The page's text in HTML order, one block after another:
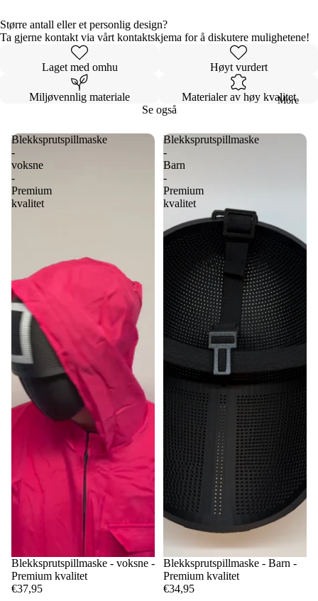
More
Større antall eller et personlig design?
Ta gjerne kontakt via vårt kontaktskjema for å diskutere mulighetene!
Laget med omhu Høyt vurdert
Miljøvennlig materiale
Materialer av høy kvalitet
Se også
Blekksprutspillmaske
-
voksne
-
Premium
kvalitet
Blekksprutspillmaske - voksne -
Premium kvalitet
€37,95
Blekksprutspillmaske
-
Barn
-
Premium
kvalitet
Blekksprutspillmaske - Barn -
Premium kvalitet
€34,95